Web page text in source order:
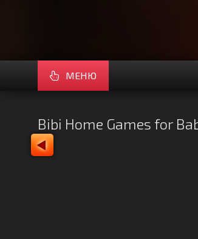
МЕНЮ
Bibi Home Games for